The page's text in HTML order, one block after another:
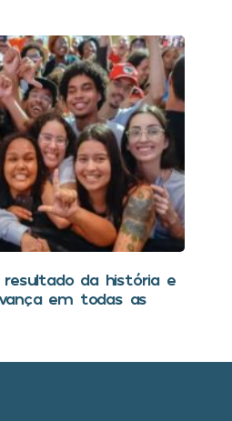
da história e
em todas as